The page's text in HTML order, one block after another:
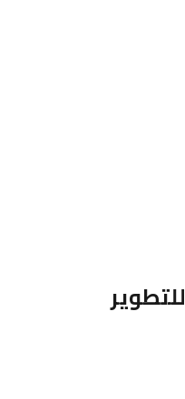
شركة BT للتطوير